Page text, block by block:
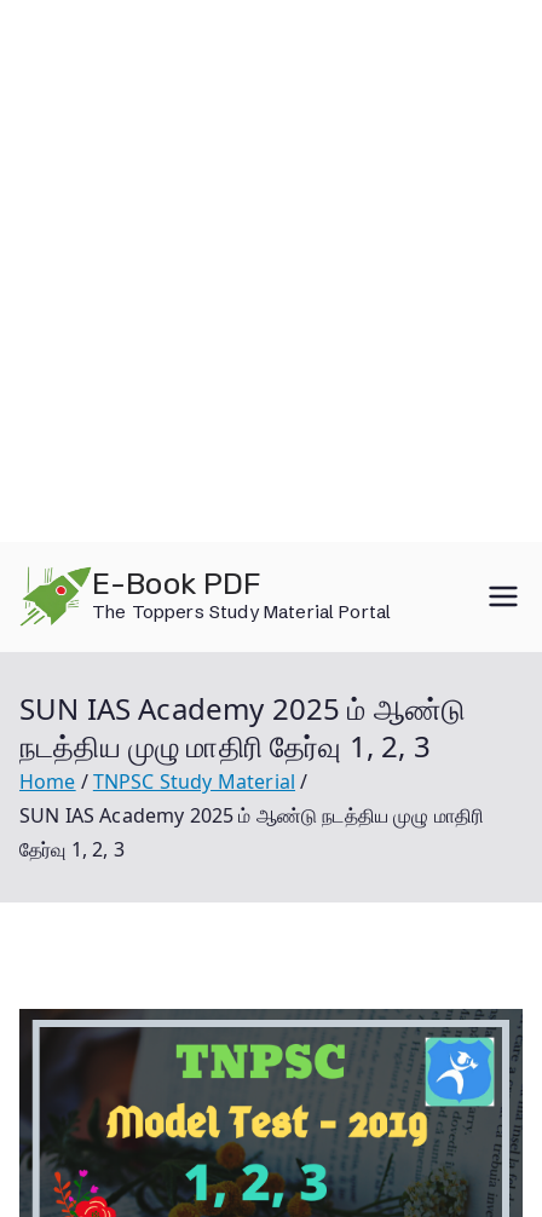
content
E-Book PDF
The Toppers Study Material Portal
SUN IAS Academy 2025 ம் ஆண்டு
நடத்திய முழு மாதிரி தேர்வு 1, 2, 3
Home
TNPSC Study Material
SUN IAS Academy 2025 ம் ஆண்டு நடத்திய முழு மாதிரி
தேர்வு 1, 2, 3